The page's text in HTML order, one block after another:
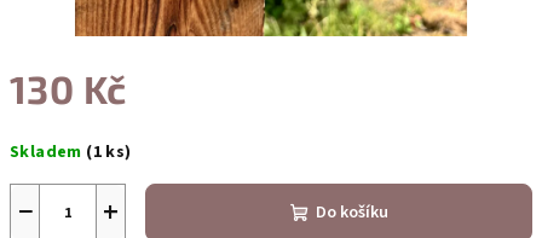
130 Kč
cena:
Skladem (1 ks)
+
− Do košíku